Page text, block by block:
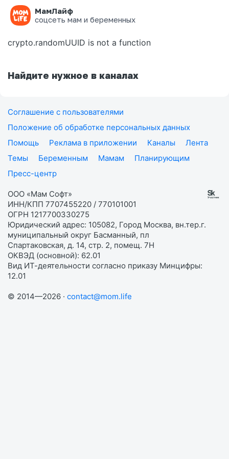
МамЛайф
соцсеть мам и беременных
Ошибка на странице
crypto.randomUUID is not a function
Найдите нужное в каналах
Соглашение с пользователями
Положение об обработке персональных данных
Помощь
Реклама в приложении Каналы
Лента
Темы
Беременным Мамам
Планирующим
Пресс-центр
ООО «Мам Софт»
ИНН/КПП 7707455220 / 770101001
ОГРН 1217700330275
Юридический адрес: 105082, Город Москва, вн.тер.г.
муниципальный округ Басманный, пл
Спартаковская, д. 14, стр. 2, помещ. 7Н
ОКВЭД (основной): 62.01
Вид ИТ-деятельности согласно приказу Минцифры:
12.01
© 2014—2026 · contact@mom.life